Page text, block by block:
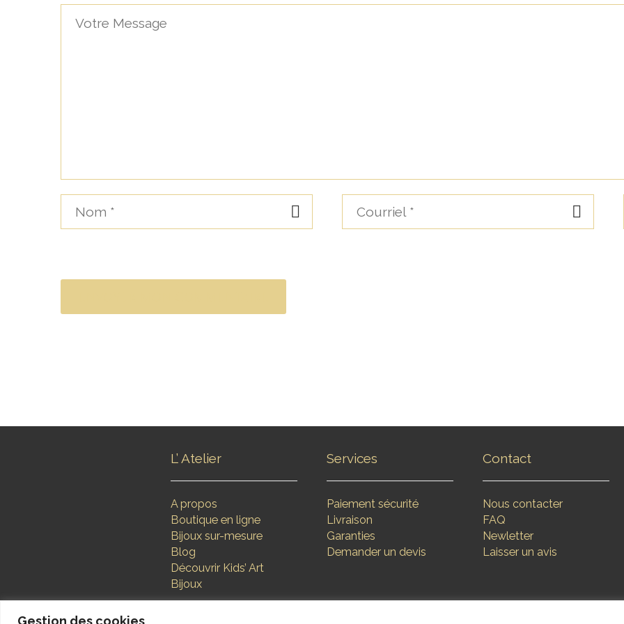
Gestion des cookies
L’ Atelier
A propos
Boutique en ligne
Bijoux sur-mesure
Blog
Découvrir Kids’ Art
Bijoux
Services
Paiement sécurité
Livraison
Garanties
Demander un devis
Contact
Nous contacter
FAQ
Newletter
Laisser un avis